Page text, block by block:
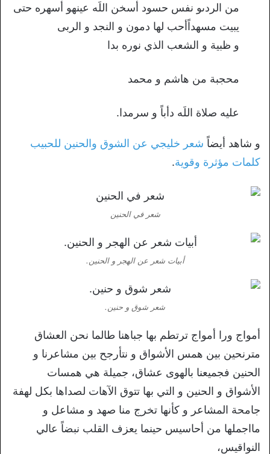
من الردىو نفس حسود أسخن اللَه عينهو أسهره حتى
يبيت مسهداًأحب لها دمون و النجد و الربى
و ظبية و الشعب الذي نوره بدا
محجبة من هاشم و محمد
عليه صلاة اللَه دأباً و سرمدا.
و شاهد أيضاً شعر خليجي عن الشوق والحنين للحبيب
كلمات مؤثرة وقوية.
شعر في الحنين
أبيات شعر عن الهجر و الحنين.
شعر شوق و حنين.
أمواج ورا أمواج ترتطم بها جباهنا طالما نحن العشاق
مترنحين بين همس الأشواق و نتأرجح بين مشاعرنا و
الحنين فجميعنا بالهوى عشاق، جميلة هي همسات
الأشواق و الحنين و التي بها تتوق الآهات لصداها بكل لهفة
جامحة المشاعر و كأنها تخرج منا صهد و مشاعل و
مااجملها من أحاسيس حينما يعزف القلب نبضاً عالي
النواقيس،